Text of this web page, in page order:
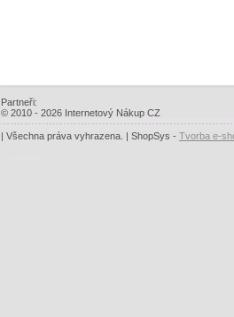
Partneři:
© 2010 - 2026 Internetový Nákup CZ
| Všechna práva vyhrazena. | ShopSys - Tvorba e-